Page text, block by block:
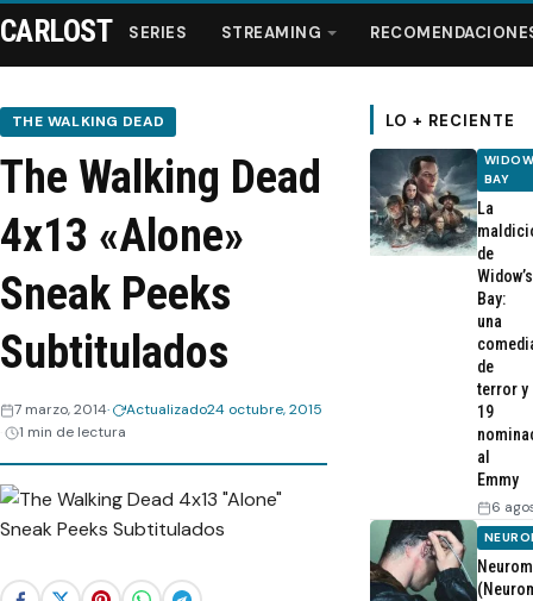
Series
Streaming
Recomendaciones
Webisodios
CARLOST SERIES STREAMING
THE WALKING DEAD
The Walking Dead
4x13 «Alone»
Sneak Peeks
Subtitulados
7 marzo, 2014 Actualizado24 octubre, 2015
1 min de lectura
LO + RECIENTE
BAY
La
de
Widow’s
Bay:
una
de
terror y
19
al
Emmy
6